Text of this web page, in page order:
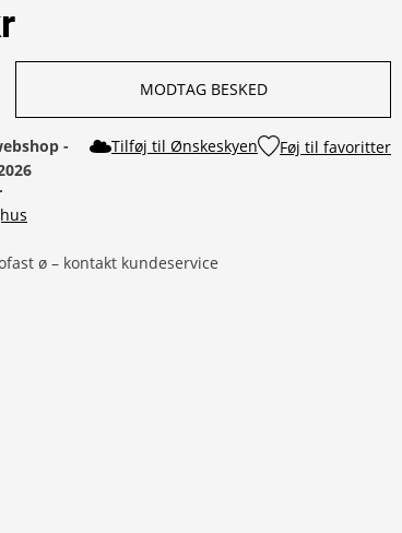
MODTAG BESKED
-
Tilføj til Ønskeskyen Føj til favoritter
ø – kontakt kundeservice